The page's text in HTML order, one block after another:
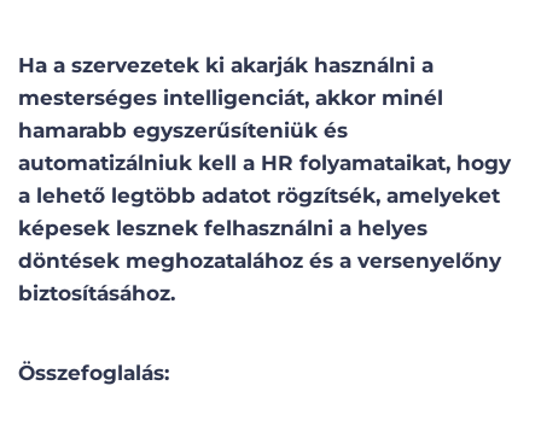
Ha a szervezetek ki akarják használni a
mesterséges intelligenciát, akkor minél
hamarabb egyszerűsíteniük és
automatizálniuk kell a HR folyamataikat, hogy
a lehető legtöbb adatot rögzítsék, amelyeket
képesek lesznek felhasználni a helyes
döntések meghozatalához és a versenyelőny
biztosításához.
Összefoglalás: